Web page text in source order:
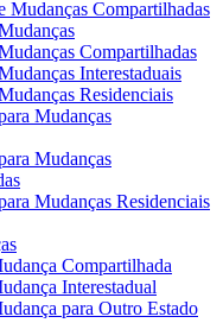
Mudanças Compartilhadas
Compartilhadas
Interestaduais
Residenciais
Mudanças
Mudanças
Mudanças Residenciais
Compartilhada
Interestadual
para Outro Estado